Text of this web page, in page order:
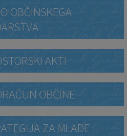
OBČINSKEGA
AKTI
OBČINE
ZA MLADE